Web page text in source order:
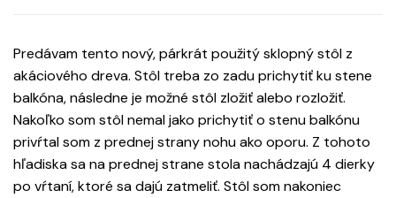
Predávam tento nový, párkrát použitý sklopný stôl z
akáciového dreva. Stôl treba zo zadu prichytiť ku stene
balkóna, následne je možné stôl zložiť alebo rozložiť.
Nakoľko som stôl nemal jako prichytiť o stenu balkónu
privŕtal som z prednej strany nohu ako oporu. Z tohoto
hľadiska sa na prednej strane stola nachádzajú 4 dierky
po vŕtaní, ktoré sa dajú zatmeliť. Stôl som nakoniec